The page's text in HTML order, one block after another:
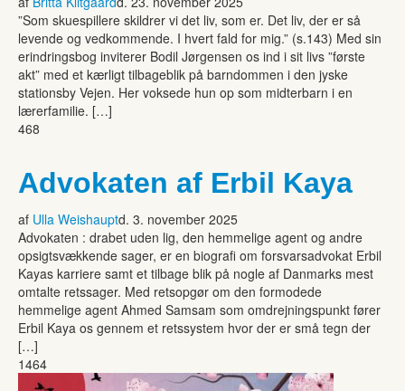
”Som skuespillere skildrer vi det liv, som er. Det liv, der er så
levende og vedkommende. I hvert fald for mig.” (s.143) Med sin
erindringsbog inviterer Bodil Jørgensen os ind i sit livs ”første
akt” med et kærligt tilbageblik på barndommen i den jyske
stationsby Vejen. Her voksede hun op som midterbarn i en
lærerfamilie. […]
468
Advokaten af Erbil Kaya
af Ulla Weishauptd. 3. november 2025
Advokaten : drabet uden lig, den hemmelige agent og andre
opsigtsvækkende sager, er en biografi om forsvarsadvokat Erbil
Kayas karriere samt et tilbage blik på nogle af Danmarks mest
omtalte retssager. Med retsopgør om den formodede
hemmelige agent Ahmed Samsam som omdrejningspunkt fører
Erbil Kaya os gennem et retssystem hvor der er små tegn der
[…]
1464